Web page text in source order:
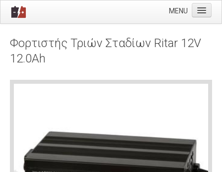
MENU
Μπαταρίες
Λάμπες
Επικοινωνία
Φορτιστής Τριών Σταδίων Ritar 12V
12.0Ah